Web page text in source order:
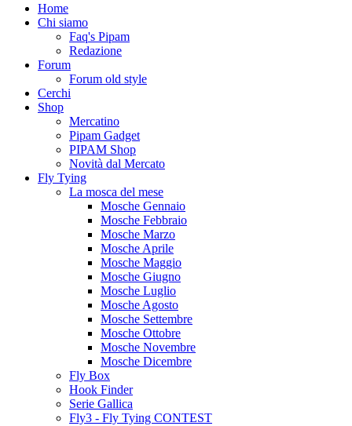
Home
Chi siamo
Faq's Pipam
Redazione
Forum
Forum old style
Cerchi
Shop
Mercatino
Pipam Gadget
PIPAM Shop
Novità dal Mercato
Fly Tying
La mosca del mese
Mosche Gennaio
Mosche Febbraio
Mosche Marzo
Mosche Aprile
Mosche Maggio
Mosche Giugno
Mosche Luglio
Mosche Agosto
Mosche Settembre
Mosche Ottobre
Mosche Novembre
Mosche Dicembre
Fly Box
Hook Finder
Serie Gallica
Fly3 - Fly Tying CONTEST